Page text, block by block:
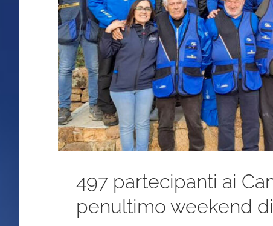
497 partecipanti ai
penultimo weekend